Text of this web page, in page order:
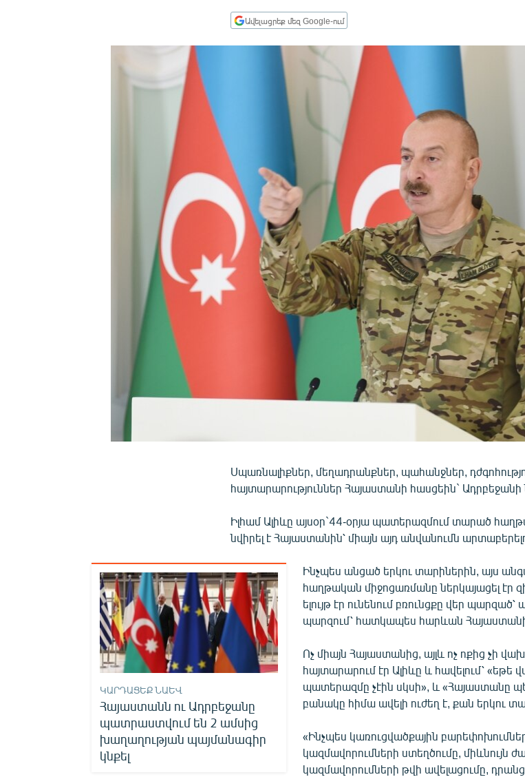
Ավելացրեք մեզ Google-ում
Սպառնալիքներ, մեղադրանքներ, պահանջներ,
հայտարարություններ Հայաստանի հասցեին`
Իլհամ Ալիևը այսօր`44-օրյա պատերազմում տարած
նվիրել է Հայաստանին՝ միայն այդ անվանումն
ԿԱՐԴԱՑԵՔ ՆԱԵՎ
Հայաստանն ու Ադրբեջանը
պատրաստվում են 2 ամսից
խաղաղության պայմանագիր
կնքել
Ինչպես անցած երկու տարիներին, այս
հաղթական միջոցառմանը ներկայացել էր
ելույթ էր ունենում բռունցքը վեր պարզած՝
պարզում՝ հատկապես հարևան Հայաստանի
Ոչ միայն Հայաստանից, այլև ոչ ոքից չի
հայտարարում էր Ալիևը և հավելում՝ «եթե
պատերազմը չէին սկսի», և «Հայաստանը
բանակը հիմա ավելի ուժեղ է, քան երկու
«Ինչպես կառուցվածքային
կազմավորումների ստեղծումը, միևնույն
կազմավորումների թվի ավելացումը,